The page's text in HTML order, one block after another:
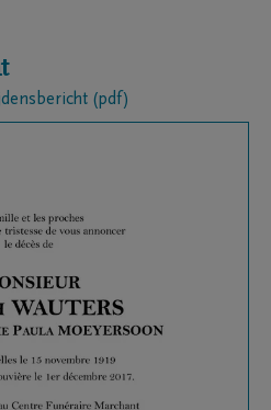
(pdf)